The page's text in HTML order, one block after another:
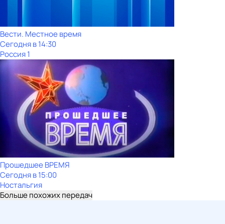
Вести. Местное время
Сегодня в 14:30
Россия 1
Прошедшее ВРЕМЯ
Сегодня в 15:00
Ностальгия
Больше похожих передач